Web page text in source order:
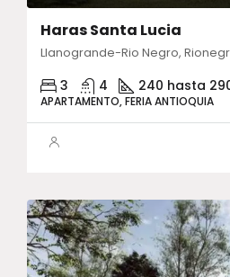
Haras Santa Lucia
3 4 240 hasta
APARTAMENTO, FERIA ANTIOQUIA